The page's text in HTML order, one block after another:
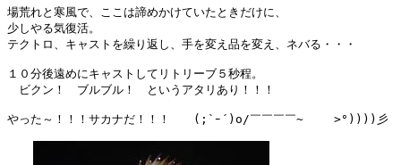
場荒れと寒風で、ここは諦めかけていたときだけに、
少しやる気復活。
テクトロ、キャストを繰り返し、手を変え品を変え、ネバる・・・
１０分後遠めにキャストしてリトリーブ５秒程。
ビクン！　ブルブル！　というアタリあり！！！
やった～！！！サカナだ！！！　　(;`ｰ´)o/￣￣￣￣~　　 >°))))